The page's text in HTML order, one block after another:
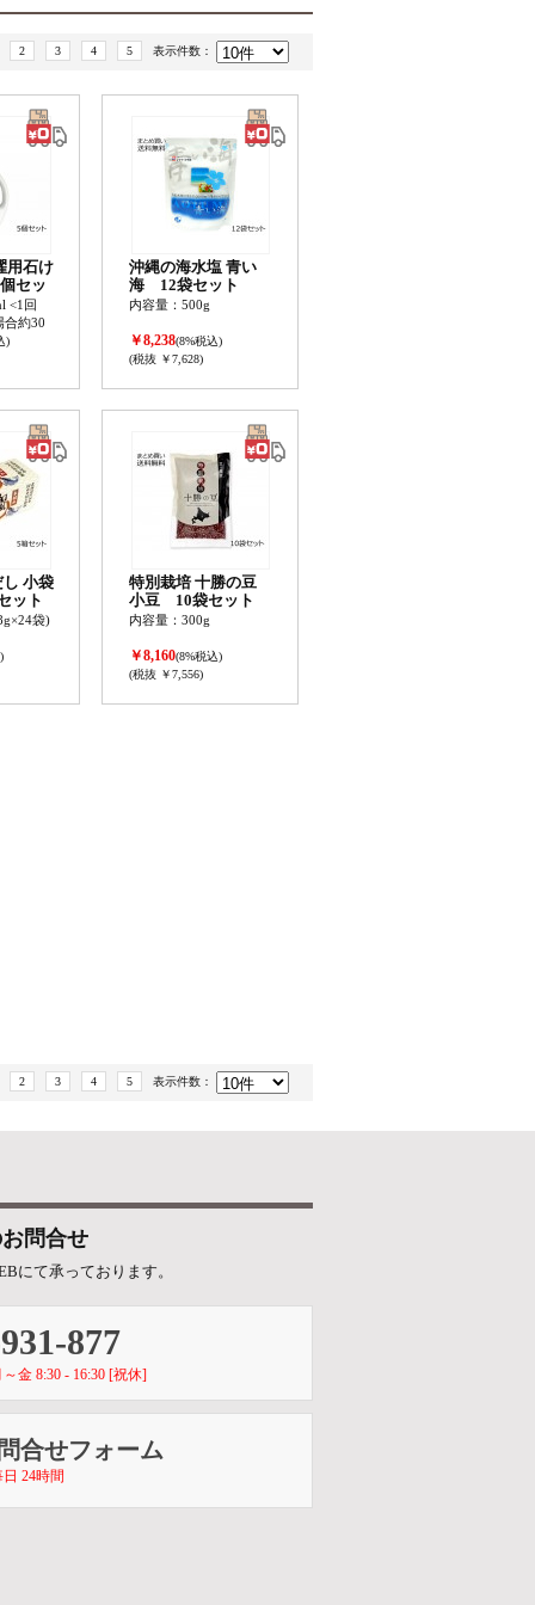
2 3 4 5 表示件数：
用石け
セッ
<1回
合約30
)
沖縄の海水塩 青い
海 12袋セット
内容量：500g
￥8,238(8%税込)
(税抜 ￥7,628)
小袋
ット
袋)
特別栽培 十勝の豆
小豆 10袋セット
内容量：300g
￥8,160(8%税込)
(税抜 ￥7,556)
2 3 4 5 表示件数：
問合せ
にて承っております。
877
金 8:30 - 16:30 [祝休]
合せフォーム
24時間